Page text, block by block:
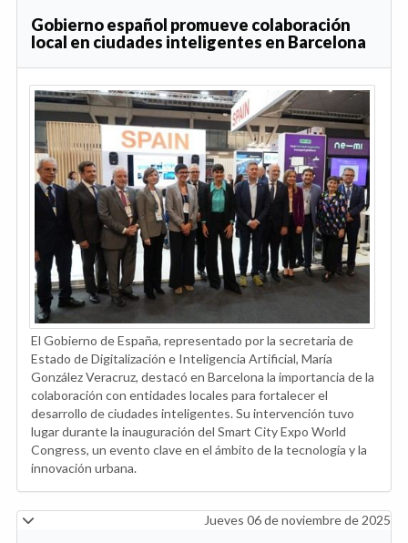
Gobierno español promueve colaboración
local en ciudades inteligentes en Barcelona
El Gobierno de España, representado por la secretaria de
Estado de Digitalización e Inteligencia Artificial, María
González Veracruz, destacó en Barcelona la importancia de la
colaboración con entidades locales para fortalecer el
desarrollo de ciudades inteligentes. Su intervención tuvo
lugar durante la inauguración del Smart City Expo World
Congress, un evento clave en el ámbito de la tecnología y la
innovación urbana.
Jueves 06 de noviembre de 2025